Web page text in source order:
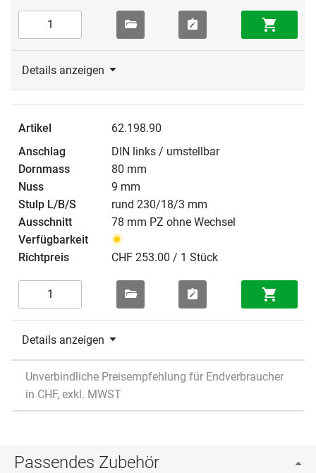
Details anzeigen
62.198.90
DIN links / umstellbar
80 mm
9 mm
rund 230/18/3 mm
78 mm PZ ohne Wechsel
CHF 253.00 / 1 Stück
Details anzeigen
Unverbindliche Preisempfehlung für Endverbraucher
in CHF, exkl. MWST
Passendes Zubehör